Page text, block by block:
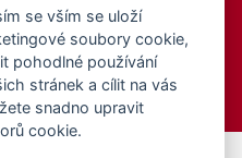
&Obec Oznice. Software:
. Číslo Licence: 74274001
osobních údajů,Přístupnost
se vším se uloží
soubory cookie,
pohodlné používání
stránek a cílit na vás
snadno upravit
cookie.